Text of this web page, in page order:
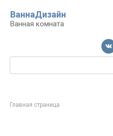
контенту
ВаннаДизайн
Ванная комната
Поиск:
Главная страница